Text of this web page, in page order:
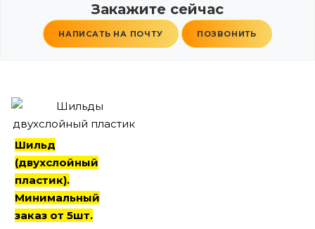
Закажите сейчас
НАПИСАТЬ НА ПОЧТУ ПОЗВОНИТЬ
Шильд
(двухслойный
пластик).
Минимальный
заказ от 5шт.